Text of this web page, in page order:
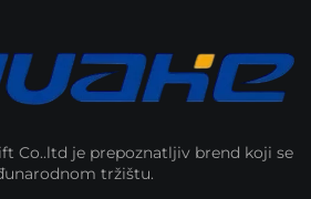
Co..ltd je prepoznatljiv brend koji se
tržištu.